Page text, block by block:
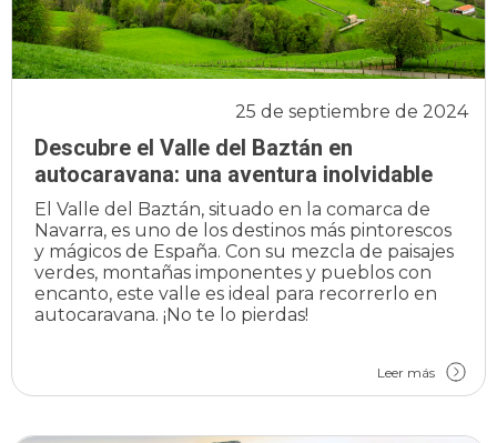
Descubre el Valle del Baztán en
autocaravana: una aventura inolvidable
25 de septiembre de 2024
El Valle del Baztán, situado en la comarca de
Navarra, es uno de los destinos más pintorescos
y mágicos de España. Con su mezcla de paisajes
verdes, montañas imponentes y pueblos con
encanto, este valle es ideal para recorrerlo en
autocaravana. ¡No te lo pierdas!
Leer más